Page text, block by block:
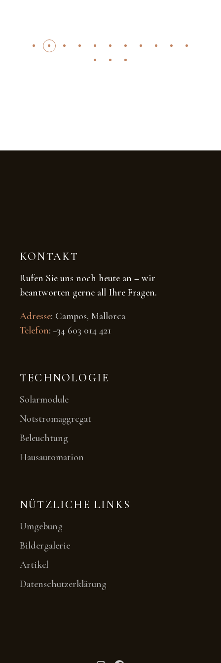
KONTAKT
Rufen Sie uns noch heute an – wir
beantworten gerne all Ihre Fragen.
Adresse: Campos, Mallorca
Telefon: +34 603 014 421
TECHNOLOGIE
Solarmodule
Notstromaggregat
Beleuchtung
Hausautomation
NÜTZLICHE LINKS
Umgebung
Bildergalerie
Artikel
Datenschutzerklärung